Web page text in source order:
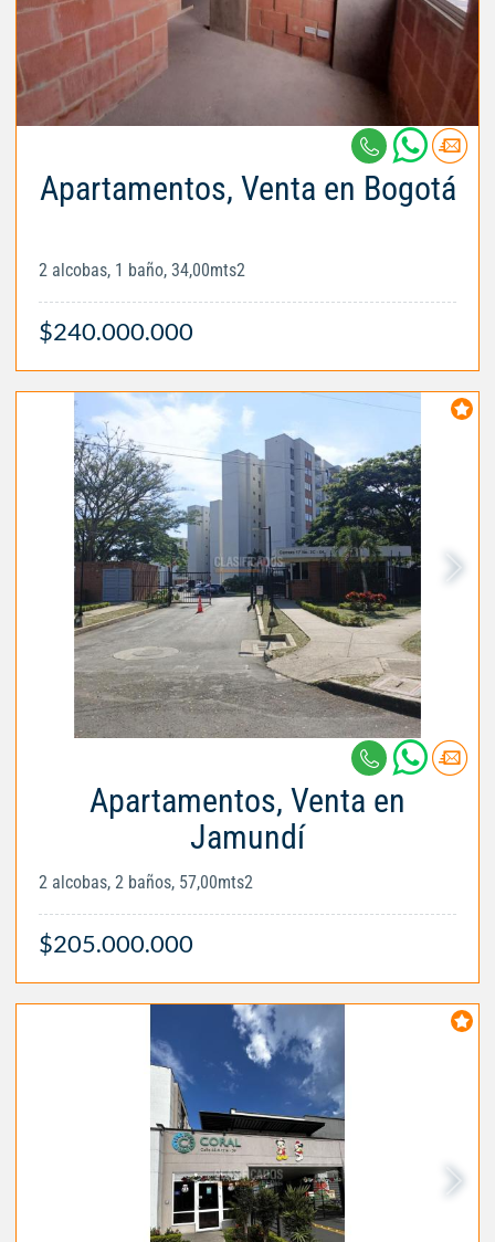
Apartamentos, Venta en Bogotá
2 alcobas, 1 baño, 34,00mts2
$240.000.000
Apartamentos, Venta en
Jamundí
2 alcobas, 2 baños, 57,00mts2
$205.000.000